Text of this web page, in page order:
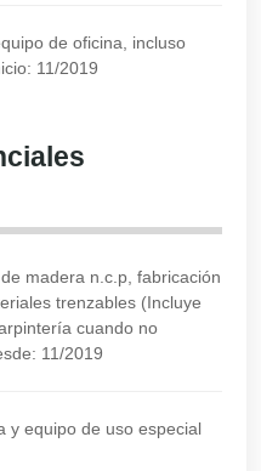
de oficina, incluso
11/2019
madera n.c.p, fabricación
trenzables (Incluye
cuando no
11/2019
y equipo de uso especial